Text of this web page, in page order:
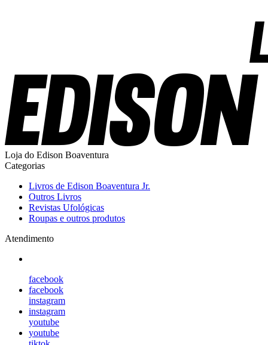
Loja do Edison Boaventura
Categorias
Livros de Edison Boaventura Jr.
Outros Livros
Revistas Ufológicas
Roupas e outros produtos
Atendimento
facebook
facebook
instagram
instagram
youtube
youtube